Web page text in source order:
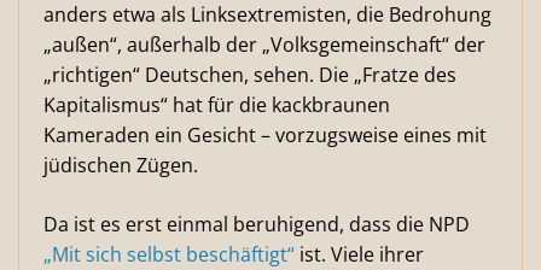
anders etwa als Linksextremisten, die Bedrohung
„außen“, außerhalb der „Volksgemeinschaft“ der
„richtigen“ Deutschen, sehen. Die „Fratze des
Kapitalismus“ hat für die kackbraunen
Kameraden ein Gesicht – vorzugsweise eines mit
jüdischen Zügen.
Da ist es erst einmal beruhigend, dass die NPD
„Mit sich selbst beschäftigt“ ist. Viele ihrer